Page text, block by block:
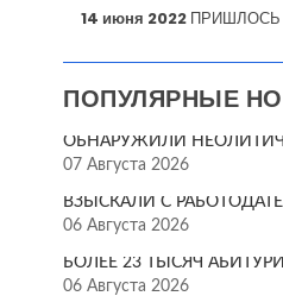
14 июня 2022 ПРИШЛОСЬ
ПОПУЛЯРНЫЕ
ОБНАРУЖИЛИ
07 Августа 2026
ВЗЫСКАЛИ С
06 Августа 2026
БОЛЕЕ 23 ТЫСЯЧ
06 Августа 2026